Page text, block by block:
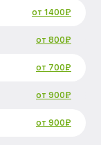
от 1400₽
от 800₽
от 700₽
от 900₽
от 900₽